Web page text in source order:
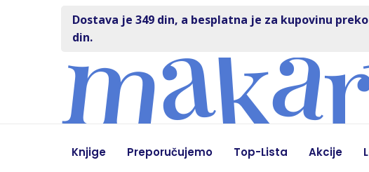
Dostava je 349 din, a besplatna je za kupovinu
din.
Knjige Preporučujemo Top-Lista Akcije